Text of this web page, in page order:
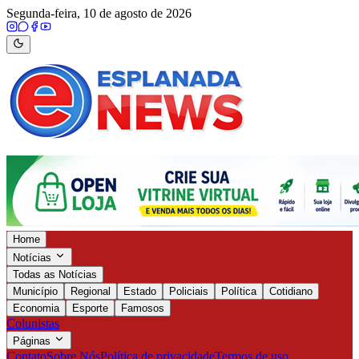
Segunda-feira, 10 de agosto de 2026
Home
Notícias
Todas as Notícias
Município
Regional Estado Policiais Política
Cotidiano
Economia
Esporte Famosos
Colunistas
Páginas
ContatoSobre NósPolítica de privacidadeTermos de uso